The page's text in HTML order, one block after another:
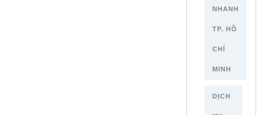
NHANH
TP. HỒ
CHÍ
MINH
DỊCH